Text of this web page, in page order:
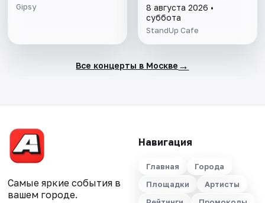
Gipsy
8 августа 2026 •
суббота
StandUp Cafe
Все концерты в Москве →
Самые яркие события в
вашем городе.
Навигация
Главная
Города
Площадки
Артисты